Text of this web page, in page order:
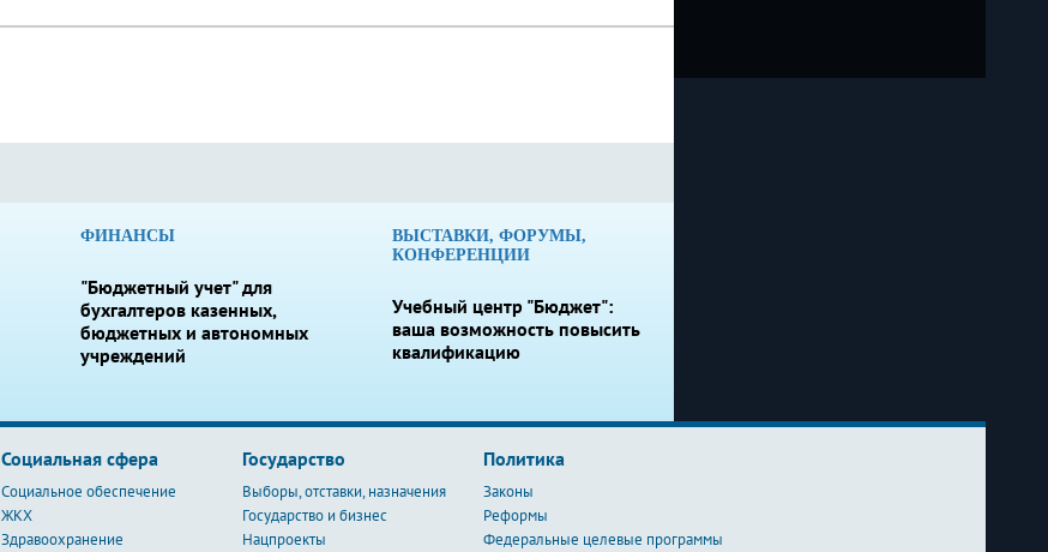
ФИНАНСЫ
"Бюджетный учет" для
бухгалтеров казенных,
бюджетных и автономных
учреждений
ВЫСТАВКИ, ФОРУМЫ,
КОНФЕРЕНЦИИ
Учебный центр "Бюджет":
ваша возможность повысить
квалификацию
Социальная сфера
Социальное обеспечение
ЖКХ
Здравоохранение
Государство
Выборы, отставки, назначения
Государство и бизнес
Нацпроекты
Политика
Законы
Реформы
Федеральные целевые программы